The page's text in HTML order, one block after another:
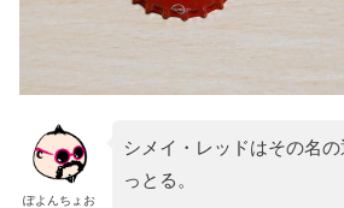
ぽよんちょお
シメイ・レッドはその名
っとる。